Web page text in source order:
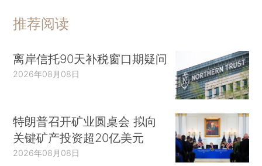
推荐阅读
离岸信托90天补税窗口期疑问
2026年08月08日
特朗普召开矿业圆桌会 拟向
关键矿产投资超20亿美元
2026年08月08日